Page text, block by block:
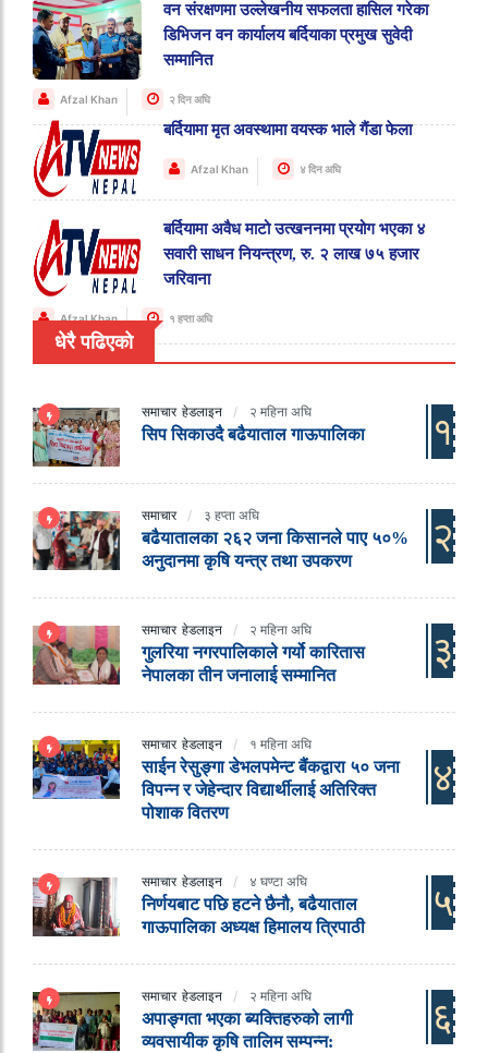
वन संरक्षणमा उल्लेखनीय सफलता हासिल गरेका
डिभिजन वन कार्यालय बर्दियाका प्रमुख सुवेदी
सम्मानित
Afzal Khan २ दिन अघि
बर्दियामा मृत अवस्थामा वयस्क भाले गैंडा फेला
Afzal Khan ४ दिन अघि
बर्दियामा अवैध माटो उत्खननमा प्रयोग भएका ४
सवारी साधन नियन्त्रण, रु. २ लाख ७५ हजार
जरिवाना
Afzal Khan १ हप्ता अघि
धेरै पढिएको
समाचार हेडलाइन २ महिना अघि
सिप सिकाउदै बढैयाताल गाऊपालिका १
समाचार ३ हप्ता अघि
बढैयातालका २६२ जना किसानले पाए ५०%
अनुदानमा कृषि यन्त्र तथा उपकरण
२
समाचार हेडलाइन २ महिना अघि
गुलरिया नगरपालिकाले गर्यो कारितास
नेपालका तीन जनालाई सम्मानित
३
समाचार हेडलाइन १ महिना अघि
साईन रेसुङ्गा डेभलपमेन्ट बैंकद्वारा ५० जना
विपन्न र जेहेन्दार विद्यार्थीलाई अतिरिक्त
पोशाक वितरण
४
समाचार हेडलाइन ४ घण्टा अघि
निर्णयबाट पछि हटने छैनौ, बढैयाताल
गाऊपालिका अध्यक्ष हिमालय त्रिपाठी
५
समाचार हेडलाइन २ महिना अघि
अपाङ्गता भएका ब्यक्तिहरुको लागी
व्यवसायीक कृषि तालिम सम्पन्न:
६